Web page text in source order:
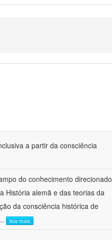
a partir da consciência
do conhecimento direcionado
História alemã e das teorias da
da consciência histórica de
leia mais